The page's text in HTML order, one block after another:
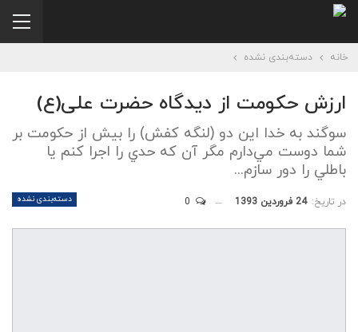
خانه دسته‌بندی نشده
ارزش حکومت از دیدگاه حضرت علی(ع)
سوگند به خدا اين دو (لنگه کفش) را بيش از حکومت بر
شما دوست مي‌دارم مگر آن که حدي را اجرا کنم يا
باطلي را دور سازم...
دسته‌بندی نشده در تاریخ: 24 فروردین 1393